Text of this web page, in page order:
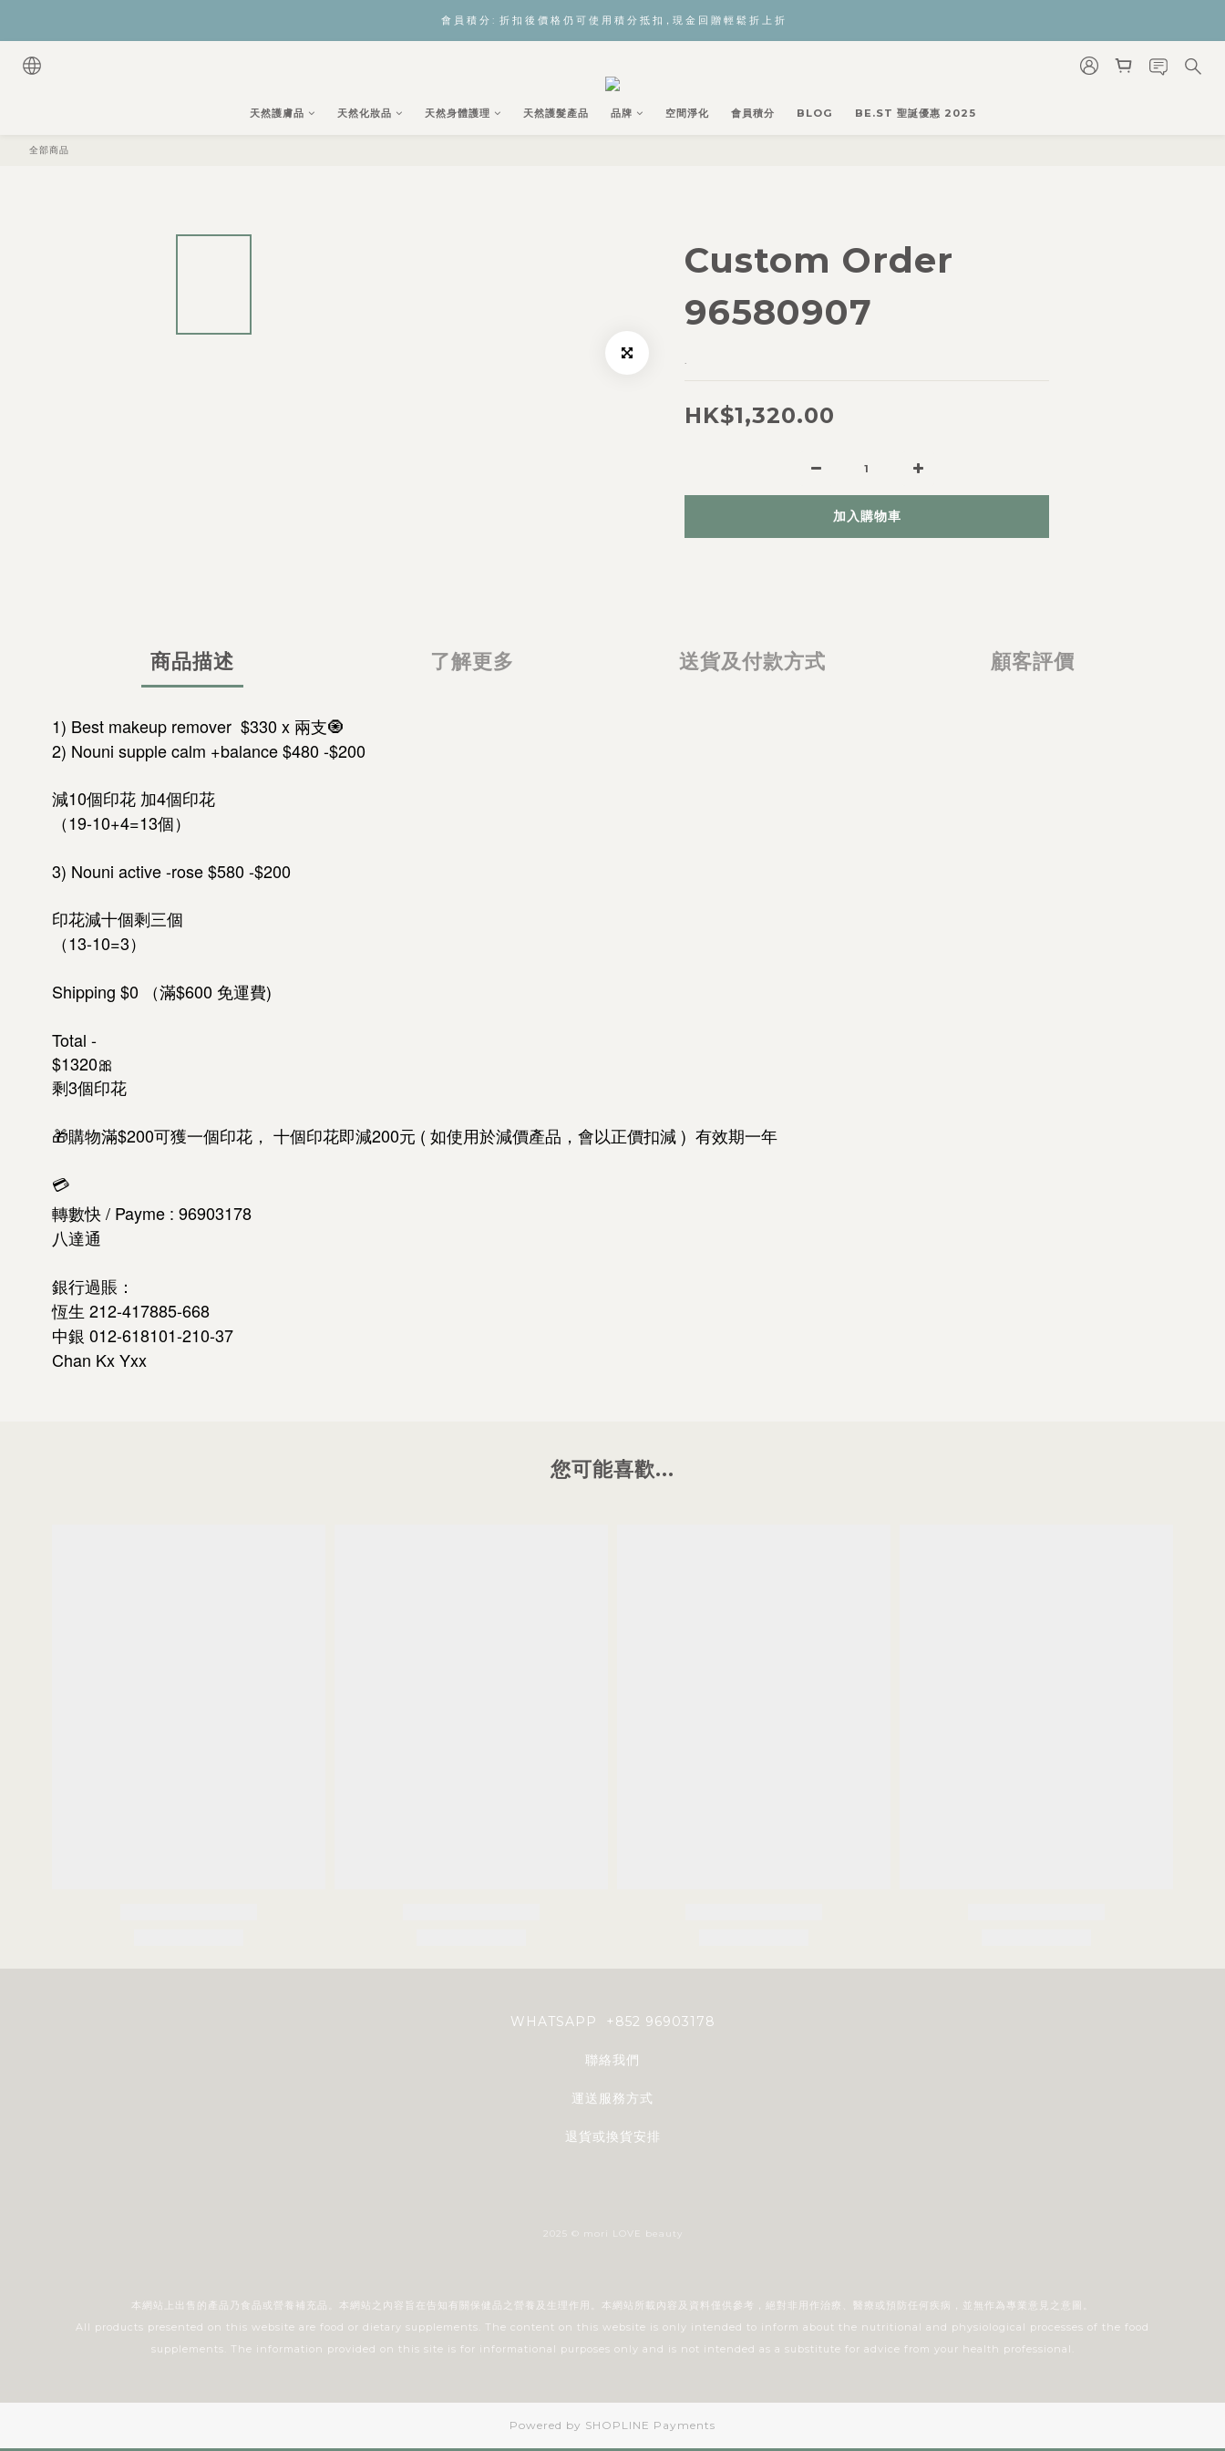
會 員 積 分 :  折 扣 後 價 格 仍 可 使 用 積 分 抵 扣，現 金 回 贈 輕 鬆 折 上 折
天然護膚品 天然化妝品 天然身體護理 天然護髮產品 品牌 空間淨化 會員積分 BLOG BE.ST 聖誕優惠 2025
全部商品
Custom Order
96580907
.
HK$1,320.00
加入購物車
商品描述 了解更多 送貨及付款方式 顧客評價
1) Best makeup remover $330 x 兩支🧿
2) Nouni supple calm +balance $480 -$200
減10個印花 加4個印花
（19-10+4=13個）
3) Nouni active -rose $580 -$200
印花減十個剩三個
（13-10=3）
Shipping $0 （滿$600 免運費)
Total -
$1320🎀
剩3個印花
🎁購物滿$200可獲一個印花， 十個印花即減200元 ( 如使用於減價產品，會以正價扣減 ) 有效期一年
💳
轉數快 / Payme : 96903178
八達通
銀行過賬：
恆生 212-417885-668
中銀 012-618101-210-37
Chan Kx Yxx
您可能喜歡...
WHATSAPP +852 96903178
聯絡我們
運送服務方式
退貨或換貨安排
2025 © mori LOVE beauty
本網站上出售的產品乃食品或營養補充品。本網站之內容旨在告知有關保健品之營養及生理作用。本網站所載內容及資料僅供參考，絕對非用作治療、醫療或預防任何疾病，並無作為專業意見之意圖。
All products presented on this website are food or dietary supplements. The content on this website is only intended to inform about the nutritional and physiological processes of the food
supplements. The information provided on this site is for informational purposes only and is not intended as a substitute for advice from your health professional.
Powered by SHOPLINE Payments